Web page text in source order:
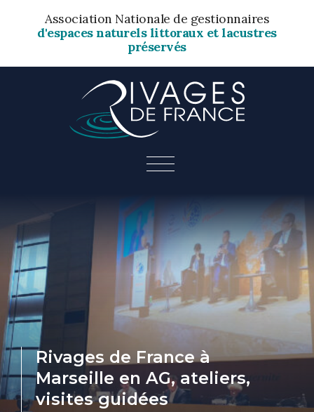
Association Nationale de gestionnaires
d'espaces naturels littoraux et lacustres
préservés
Rivages de France à
Marseille en AG, ateliers,
visites guidées